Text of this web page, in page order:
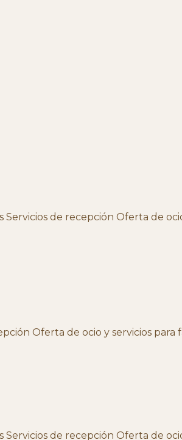
de recepción Oferta de
Oferta de ocio y servicios para
de recepción Oferta de